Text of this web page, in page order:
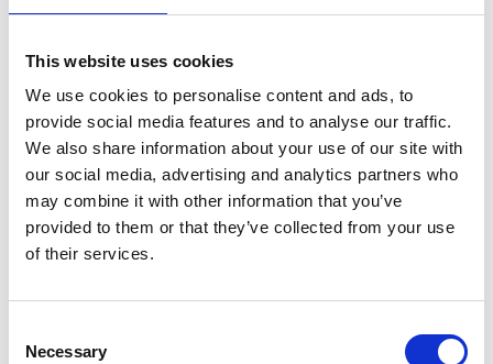
This website uses cookies
We use cookies to personalise content and ads, to
provide social media features and to analyse our traffic.
We also share information about your use of our site with
our social media, advertising and analytics partners who
may combine it with other information that you’ve
provided to them or that they’ve collected from your use
of their services.
Selection
Necessary
lähes 700 ammattilaista Euroopassa sekä Pohjois-
Nasdaq Helsingissä. Lue lisää: www.suominen.fi.
Jakelu:
Nasdaq Helsinki
Keskeiset tiedotusvälineet
www.suominen.fi
Liitteet